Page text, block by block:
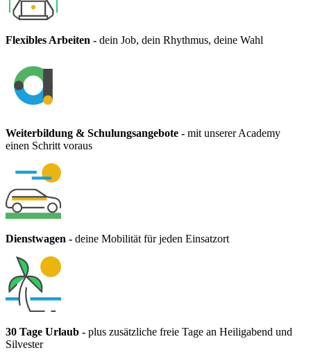
Flexibles Arbeiten - dein Job, dein Rhythmus, deine Wahl
Weiterbildung & Schulungsangebote - mit unserer Academy
einen Schritt voraus
Dienstwagen - deine Mobilität für jeden Einsatzort
30 Tage Urlaub - plus zusätzliche freie Tage an Heiligabend und
Silvester